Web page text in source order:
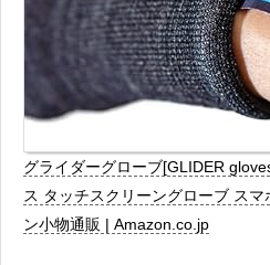
グライダーグローブ[GLIDER
ス タッチスクリーングローブ ス
ン小物通販 | Amazon.co.jp